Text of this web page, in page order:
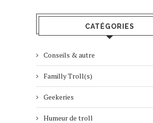
CATÉGORIES
Conseils & autre
Familly Troll(s)
Geekeries
Humeur de troll